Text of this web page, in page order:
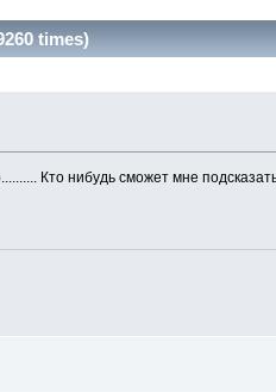
times)
Кто нибудь сможет мне